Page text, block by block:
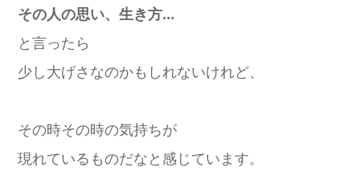
その人の思い、生き方…
と言ったら
少し大げさなのかもしれないけれど、
その時その時の気持ちが
現れているものだなと感じています。